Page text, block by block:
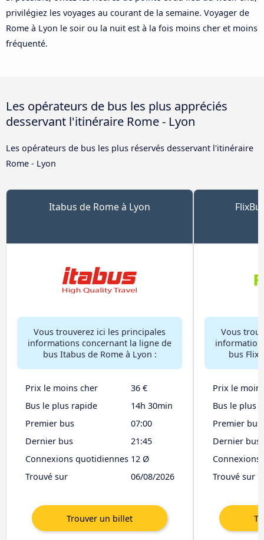
privilégiez les voyages au courant de la semaine. Voyager de
Rome à Lyon le soir ou la nuit est à la fois moins cher et moins
fréquenté.
Les opérateurs de bus les plus appréciés
desservant l'itinéraire Rome - Lyon
Les opérateurs de bus les plus réservés desservant l'itinéraire
Rome - Lyon
Itabus de Rome à Lyon
Vous trouverez ici les principales
informations concernant la ligne de
bus Itabus de Rome à Lyon :
Prix le moins cher
36 €
Bus le plus rapide
14h 30min
Premier bus
07:00
Dernier bus
21:45
Connexions quotidiennes 12 Ø
Trouvé sur
06/08/2026
Vous
bus
Prix le
Bus le plus
Premier bus
Dernier bus
Trouvé sur